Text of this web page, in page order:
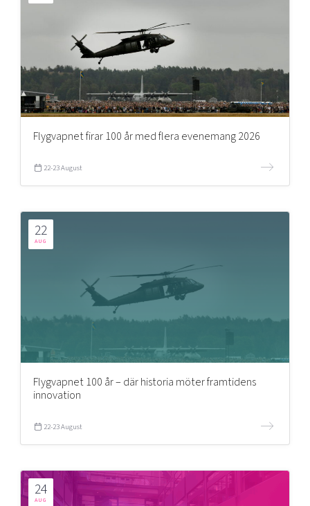
Flygvapnet firar 100 år med flera evenemang 2026
22-23 August
22
AUG
Flygvapnet 100 år – där historia möter framtidens
innovation
22-23 August
24
AUG